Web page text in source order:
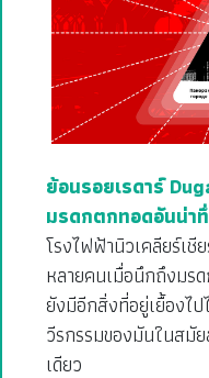
ย้อนรอยเรดาร์
มรดกตกทอดอันน่า
โรงไฟฟ้านิวเคลียร์เชี
หลายคนเมื่อนึกถึงมร
ยังมีอีกสิ่งที่อยู่เยื้องไป
วีรกรรมของมันในสมั
เดียว